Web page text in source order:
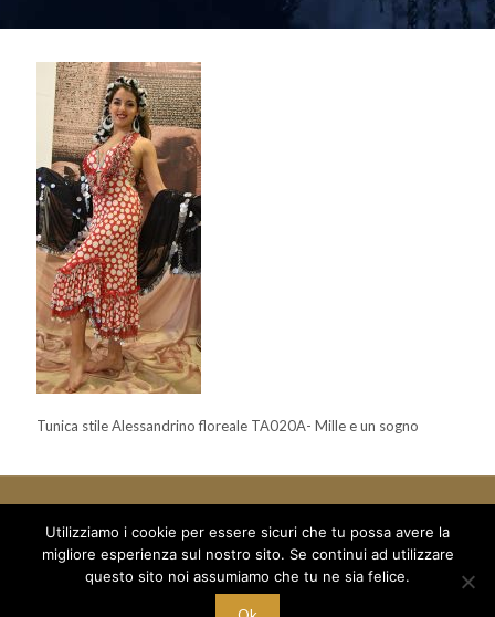
Tunica stile Alessandrino floreale TA020A- Mille e un sogno
© 2018 Mille e un Sogno di Boboc Ramona Oana - via Arduino 5
/a - C/O Palestra Alexandria
Utilizziamo i cookie per essere sicuri che tu possa avere la
migliore esperienza sul nostro sito. Se continui ad utilizzare
questo sito noi assumiamo che tu ne sia felice.